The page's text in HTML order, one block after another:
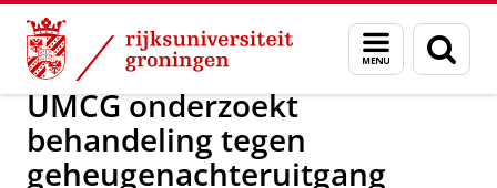
Skip
Content
Skip
Navigation
Menu
en
zoeken
Over ons Actueel Nieuws Nieuwsberichten
UMCG onderzoekt
behandeling tegen
geheugenachteruitgang